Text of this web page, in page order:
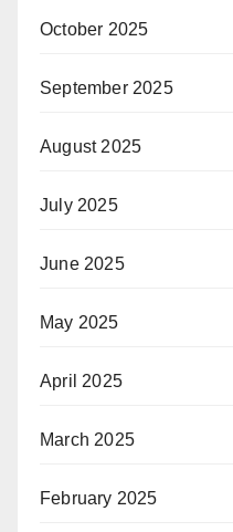
October 2025
September 2025
August 2025
July 2025
June 2025
May 2025
April 2025
March 2025
February 2025